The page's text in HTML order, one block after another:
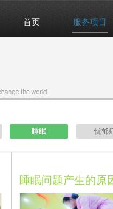
首页 服务项目
睡眠 忧郁
睡眠问题产生的原